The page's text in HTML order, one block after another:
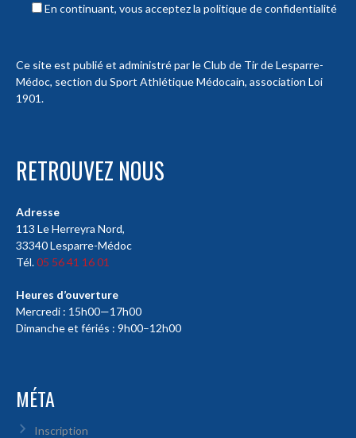
En continuant, vous acceptez la politique de confidentialité
Ce site est publié et administré par le Club de Tir de Lesparre-
Médoc, section du Sport Athlétique Médocain, association Loi
1901.
RETROUVEZ NOUS
Adresse
113 Le Herreyra Nord,
33340 Lesparre-Médoc
Tél.05 56 41 16 01
Heures d’ouverture
Mercredi : 15h00—17h00
Dimanche et fériés : 9h00–12h00
MÉTA
Inscription